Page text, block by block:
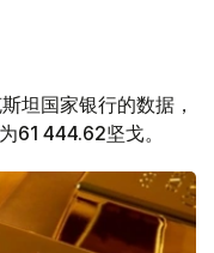
坦国家银行的数据，
61 444.62坚戈。